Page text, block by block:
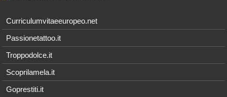
Curriculumvitaeeuropeo.net
Passionetattoo.it
Troppodolce.it
Scoprilamela.it
Goprestiti.it